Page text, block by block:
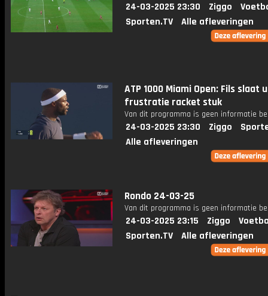
24-03-2025 23:30 Ziggo
Sporten.TV
Alle afleveringen
ATP 1000 Miami Open: Fils slaat
frustratie racket stuk
Van dit programma is geen informatie
24-03-2025 23:30 Ziggo
Alle afleveringen
Rondo 24-03-25
Van dit programma is geen informatie
24-03-2025 23:15 Ziggo
Sporten.TV
Alle afleveringen